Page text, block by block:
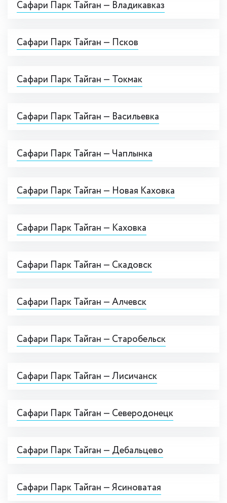
Сафари Парк Тайган — Владикавказ
Сафари Парк Тайган — Псков
Сафари Парк Тайган — Токмак
Сафари Парк Тайган — Васильевка
Сафари Парк Тайган — Чаплынка
Сафари Парк Тайган — Новая Каховка
Сафари Парк Тайган — Каховка
Сафари Парк Тайган — Скадовск
Сафари Парк Тайган — Алчевск
Сафари Парк Тайган — Старобельск
Сафари Парк Тайган — Лисичанск
Сафари Парк Тайган — Северодонецк
Сафари Парк Тайган — Дебальцево
Сафари Парк Тайган — Ясиноватая